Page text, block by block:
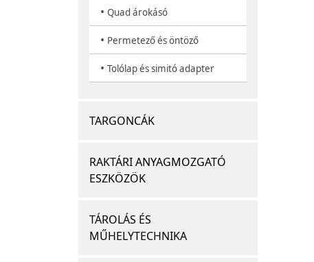
• Quad árokásó
• Permetező és öntöző
• Tolólap és simitó adapter
TARGONCÁK
RAKTÁRI ANYAGMOZGATÓ
ESZKÖZÖK
TÁROLÁS ÉS
MŰHELYTECHNIKA